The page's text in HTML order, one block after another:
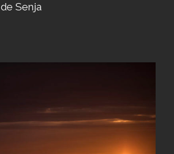
de Senja